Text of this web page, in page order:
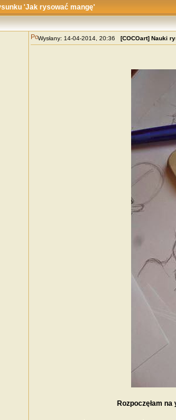
'Jak rysować mangę'
Wysłany: 14-04-2014, 20:36 [COCOart] Nauki
Rozpoczęłam